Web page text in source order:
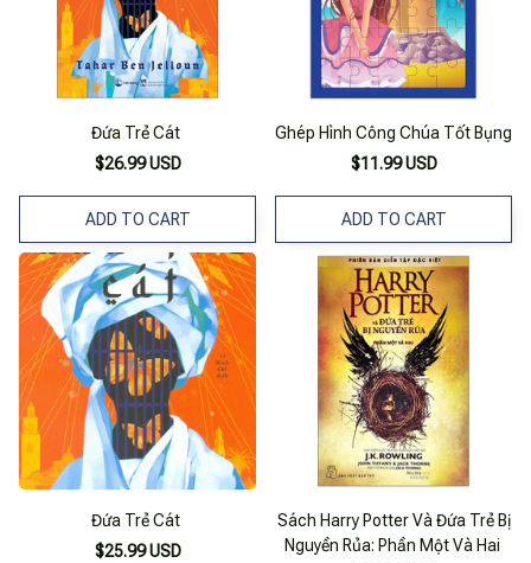
Đứa Trẻ Cát
$26.99 USD
ADD TO CART
Ghép Hình Công Chúa Tốt Bụng
$11.99 USD
ADD TO CART
Đứa Trẻ Cát
$25.99 USD
Sách Harry Potter Và Đứa Trẻ Bị
Nguyền Rủa: Phần Một Và Hai